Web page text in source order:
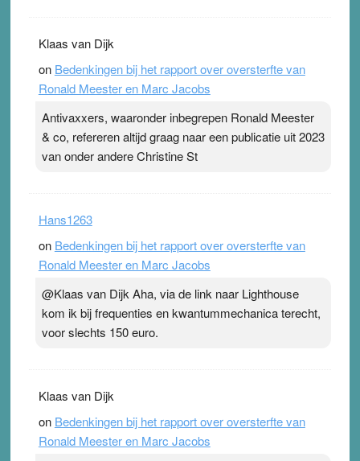
Klaas van Dijk
on Bedenkingen bij het rapport over oversterfte van
Ronald Meester en Marc Jacobs
Antivaxxers, waaronder inbegrepen Ronald Meester
& co, refereren altijd graag naar een publicatie uit 2023
van onder andere Christine St
Hans1263
on Bedenkingen bij het rapport over oversterfte van
Ronald Meester en Marc Jacobs
@Klaas van Dijk Aha, via de link naar Lighthouse
kom ik bij frequenties en kwantummechanica terecht,
voor slechts 150 euro.
Klaas van Dijk
on Bedenkingen bij het rapport over oversterfte van
Ronald Meester en Marc Jacobs